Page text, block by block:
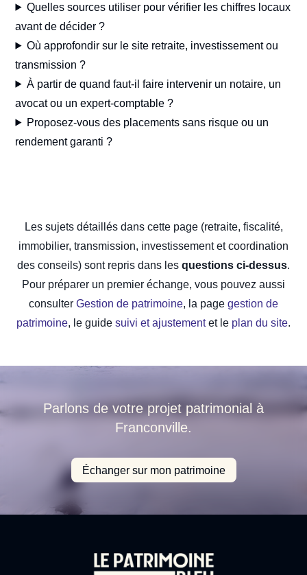
Quelles sources utiliser pour vérifier les chiffres locaux
avant de décider ?
Où approfondir sur le site retraite, investissement ou
transmission ?
À partir de quand faut-il faire intervenir un notaire, un
avocat ou un expert-comptable ?
Proposez-vous des placements sans risque ou un
rendement garanti ?
Les sujets détaillés dans cette page (retraite, fiscalité,
immobilier, transmission, investissement et coordination
des conseils) sont repris dans les questions ci-dessus.
Pour préparer un premier échange, vous pouvez aussi
consulter Gestion de patrimoine, la page gestion de
patrimoine, le guide suivi et ajustementet le plan du site.
Parlons de votre projet patrimonial à
Franconville.
Échanger sur mon patrimoine